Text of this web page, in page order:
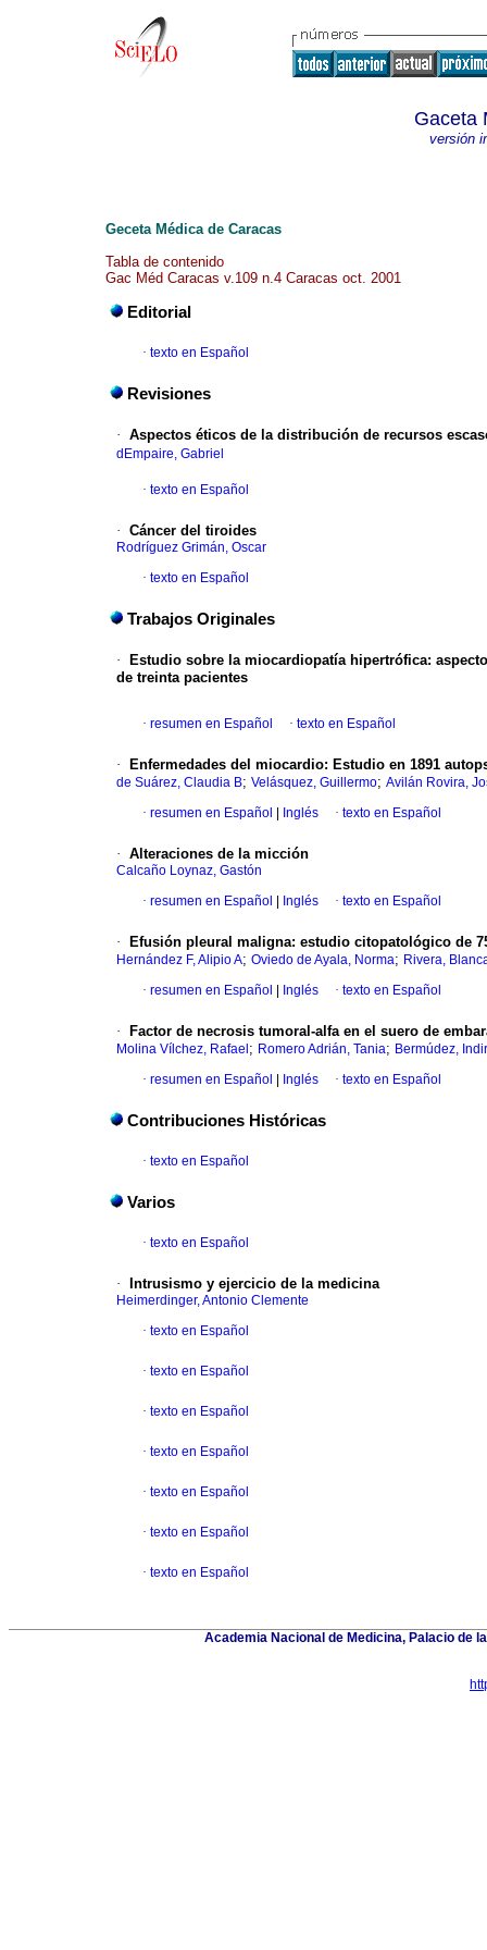
Gaceta
versión
Geceta Médica de Caracas
Tabla de contenido
Gac Méd Caracas v.109 n.4 Caracas oct. 2001
Editorial
· texto en Español
Revisiones
· Aspectos éticos de la distribución de recursos
dEmpaire, Gabriel
· texto en Español
· Cáncer del tiroides
Rodríguez Grimán, Oscar
· texto en Español
Trabajos Originales
·
Estudio sobre la miocardiopatía hipertrófica:
de treinta pacientes
· resumen en Español · texto en Español
· Enfermedades del miocardio: Estudio en 1891
de Suárez, Claudia B; Velásquez, Guillermo; Avilán Rovira,
· resumen en Español Inglés · texto en Español
· Alteraciones de la micción
Calcaño Loynaz, Gastón
· resumen en Español Inglés · texto en Español
· Efusión pleural maligna: estudio citopatológico de
Hernández F, Alipio A; Oviedo de Ayala, Norma; Rivera,
· resumen en Español Inglés · texto en Español
· Factor de necrosis tumoral-alfa en el suero de
Molina Vílchez, Rafael ; Romero Adrián, Tania; Bermúdez,
· resumen en Español Inglés · texto en Español
Contribuciones Históricas
· texto en Español
Varios
· texto en Español
· Intrusismo y ejercicio de la medicina
Heimerdinger, Antonio Clemente
· texto en Español
· texto en Español
· texto en Español
· texto en Español
· texto en Español
· texto en Español
· texto en Español
Academia Nacional de Medicina, Palacio de